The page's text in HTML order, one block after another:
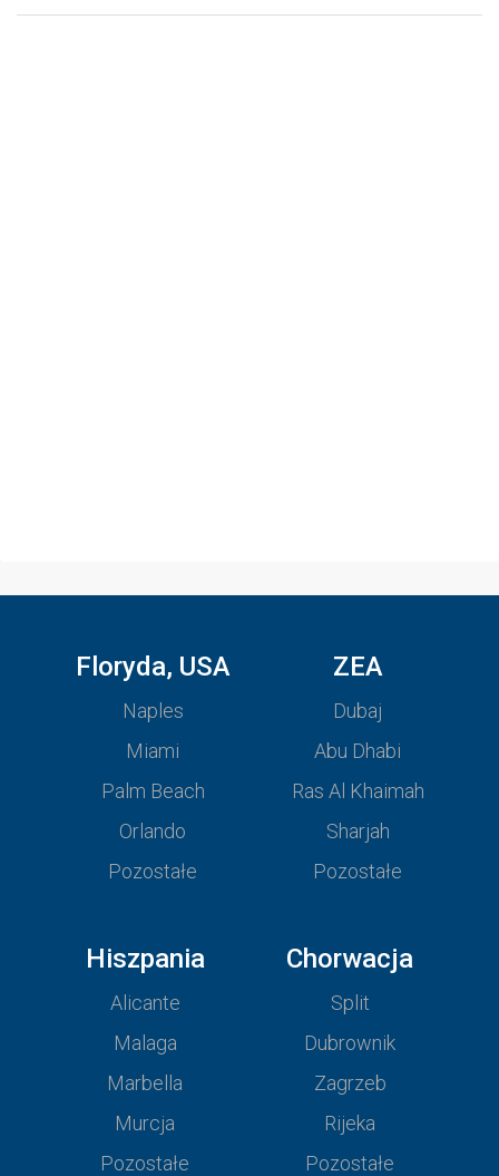
Floryda, USA
Naples
Miami
Palm Beach
Orlando
Pozostałe
ZEA
Dubaj
Abu Dhabi
Ras Al Khaimah
Sharjah
Pozostałe
Hiszpania
Alicante
Malaga
Marbella
Murcja
Pozostałe
Chorwacja
Split
Dubrownik
Zagrzeb
Rijeka
Pozostałe